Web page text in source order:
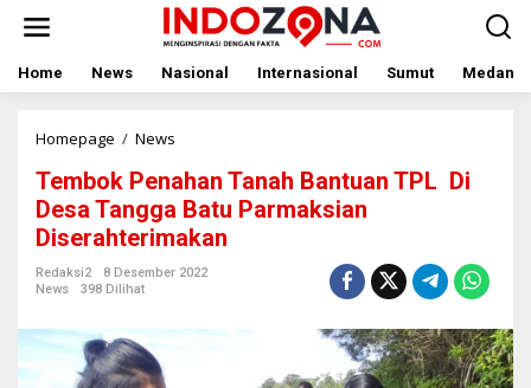
Home News Nasional Internasional Sumut Medan
Homepage / News
Tanah
Bantuan
TPL
Di
Desa
Parmaksian
Tembok Penahan Tanah Bantuan TPL Di
Desa Tangga Batu Parmaksian
Diserahterimakan
Redaksi2
8 Desember 2022
News
398 Dilihat